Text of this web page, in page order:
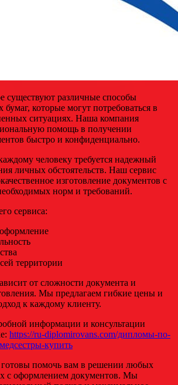
существуют различные способы
которые могут потребоваться в
ситуациях. Наша компания
помощь в получении
быстро и конфиденциально.
человеку требуется надежный
личных обстоятельств. Наш сервис
изготовление документов с
норм и требований.
сервиса:
территории
от сложности документа и
Мы предлагаем гибкие цены и
к каждому клиенту.
информации и консультации
https://ru-diplomirovans.com/дипломы-по-
купить
помочь вам в решении любых
с оформлением документов. Мы